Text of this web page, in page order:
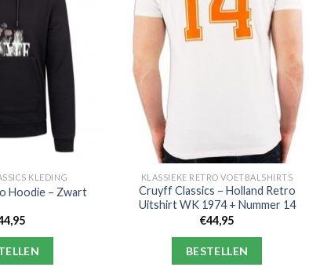
KLEDING
Hoodie – Zwart
KLASSIEKE RETRO VOETBALSHIRTS
Cruyff Classics – Holland Retro
Uitshirt WK 1974 + Nummer 14
€44,95
BESTELLEN